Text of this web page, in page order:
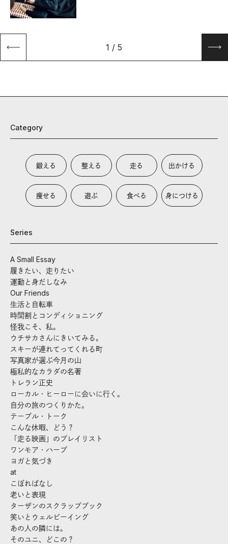
1 / 5
Category
鍛える 整える 走る 出かける
痩せる 遊ぶ 食べる 身につける
Series
A Small Essay
履きたい、走りたい
運動と身だしなみ
Our Friends
生活と自転車
時間割とコンディショニング
怪我こそ、私。
ウチサカさんにきいてみる。
スキーが連れてってくれる町
写真家が選ぶ今月の山
極私的なカラダの名著
トレラン正史
ローカル・ヒーローに会いに行く。
自分の旅のつくりかた。
テーブル・トーク
こんな休暇、どう？
「走る映画」のプレイリスト
ワンモア・ハーブ
ヨガと気づき
at
こぼればなし
老いと表現
ターザンのスクラップブック
笑いとウェルビーイング
あの人の隣には。
そのユニ、どこの？